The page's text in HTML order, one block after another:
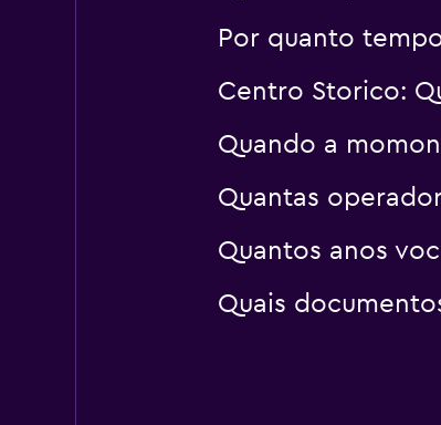
Por quanto
Centro Storico:
Quando a
Quantas
Quantos anos
Quais